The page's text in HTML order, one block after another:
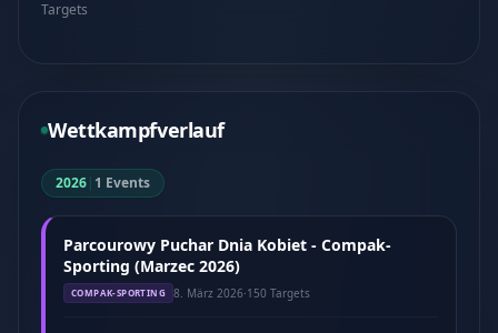
Targets
Wettkampfverlauf
2026| 1 Events
Parcourowy Puchar Dnia Kobiet - Compak-
Sporting (Marzec 2026)
COMPAK-SPORTING 8. März 2026·150 Targets